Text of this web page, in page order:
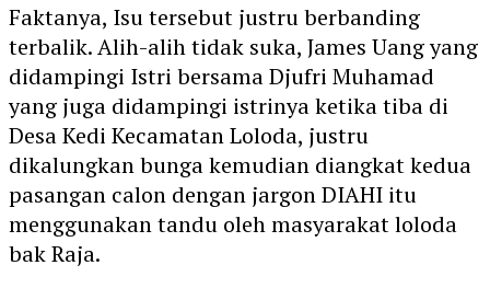
Faktanya, Isu tersebut justru berbanding
terbalik. Alih-alih tidak suka, James Uang yang
didampingi Istri bersama Djufri Muhamad
yang juga didampingi istrinya ketika tiba di
Desa Kedi Kecamatan Loloda, justru
dikalungkan bunga kemudian diangkat kedua
pasangan calon dengan jargon DIAHI itu
menggunakan tandu oleh masyarakat loloda
bak Raja.